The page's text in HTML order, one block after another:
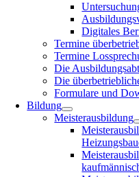
Digitales
Termine
Termine
Die
Die
Formulare und
Bildung
Meisterausbildung